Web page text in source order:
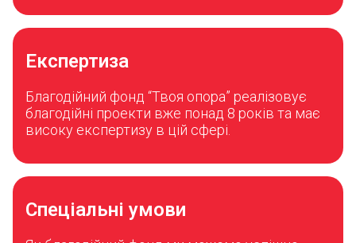
Експертиза
Благодійний фонд “Твоя опора” реалізовує
благодійні проекти вже понад 8 років та має
високу експертизу в цій сфері.
Спеціальні умови